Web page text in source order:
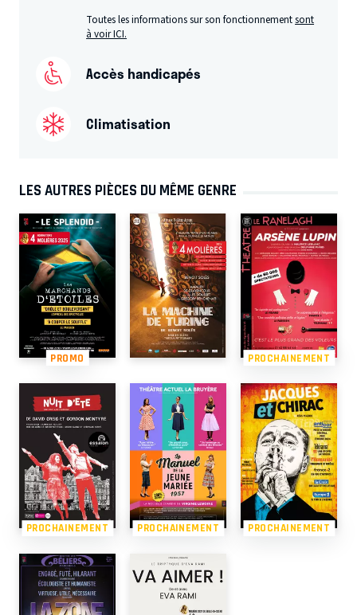
Toutes les informations sur son fonctionnementsont
à voir ICI.
Accès handicapés
Climatisation
LES AUTRES PIÈCES DU MÊME GENRE
PROMO PROCHAINEMENT
PROCHAINEMENT PROCHAINEMENT PROCHAINEMENT